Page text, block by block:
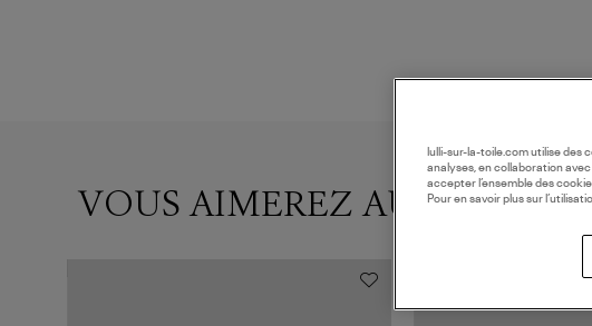
VOUS AIMEREZ AUSSI
lulli-sur-la-toile.com utilise des
analyses, en collaboration
accepter l’ensemble des
Pour en savoir plus sur